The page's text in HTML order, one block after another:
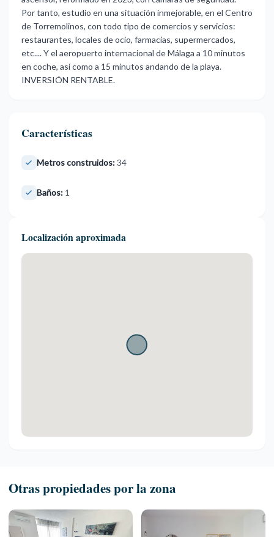
Por tanto, estudio en una situación inmejorable, en el Centro
de Torremolinos, con todo tipo de comercios y servicios:
‌restaurantes, ‌locales ‌de ‌ocio, farmacias, ‌supermercados,
etc.... Y ‌el ‌aeropuerto internacional ‌de ‌Málaga ‌a ‌10 minutos
en ‌coche, así ‌como a 15 ‌minutos ‌andando ‌de ‌la ‌playa.
‌INVERSIÓN ‌RENTABLE.
Características
Metros construidos: 34
Baños: 1
Localización aproximada
Otras propiedades por la zona